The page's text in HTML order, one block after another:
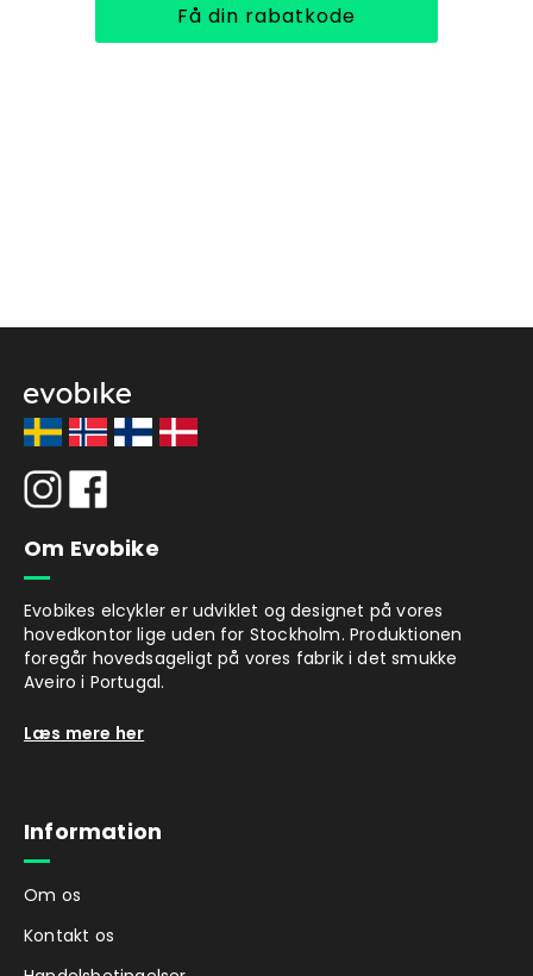
Få din rabatkode
Om Evobike
Evobikes elcykler er udviklet og designet på vores
hovedkontor lige uden for Stockholm. Produktionen
foregår hovedsageligt på vores fabrik i det smukke
Aveiro i Portugal.
Læs mere her
Information
Om os
Kontakt os